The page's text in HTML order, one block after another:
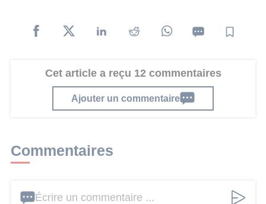
Cet article a reçu 12 commentaires
Ajouter un commentaire
Commentaires
Écrire un commentaire ...